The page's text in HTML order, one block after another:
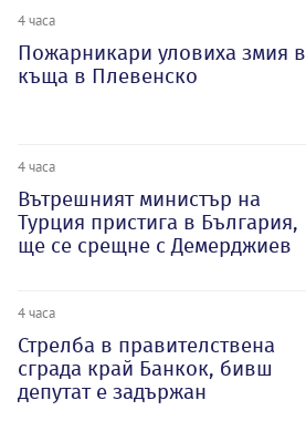
4 часа
Пожарникари уловиха змия в
къща в Плевенско
4 часа
Вътрешният министър на
Турция пристига в България,
ще се срещне с Демерджиев
4 часа
Стрелба в правителствена
сграда край Банкок, бивш
депутат е задържан